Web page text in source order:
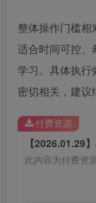
整体操作门槛相
适合时间可控、
学习。具体执行
密切相关，建议
此内容为付费资
付费资源